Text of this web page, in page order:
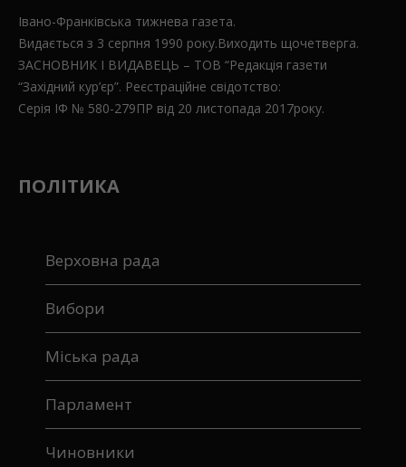
Івано-Франківська тижнева газета.
Видається з 3 серпня 1990 року.Виходить щочетверга.
ЗАСНОВНИК І ВИДАВЕЦЬ – ТОВ “Редакція газети
“Західний кур’єр”. Реєстраційне свідотство:
Серія ІФ № 580-279ПР від 20 листопада 2017року.
ПОЛІТИКА
Верховна рада
Вибори
Міська рада
Парламент
Чиновники